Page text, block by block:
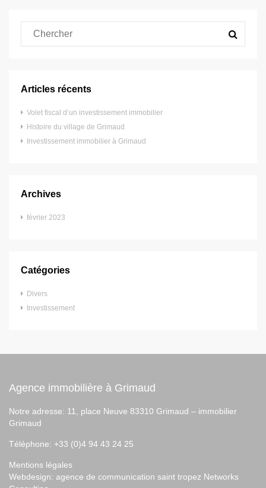
Articles récents
Volet fiscal d’un investissement immobilier
Histoire du village de Grimaud
Investissement immobilier à Grimaud
Archives
février 2023
Catégories
Divers
Investissement
Agence immobilière à Grimaud
Notre adresse: 11, place Neuve 83310 Grimaud – immobilier
Grimaud
Téléphone: +33 (0)4 94 43 24 25
Mentions légales
Webdesign: agence de communication saint tropez Networks